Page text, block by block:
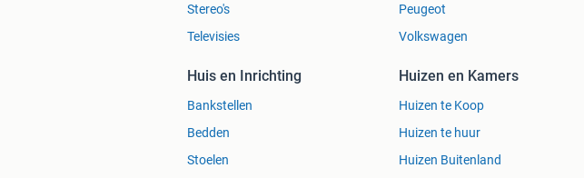
Stereo's
Televisies
Peugeot
Volkswagen
Huis en Inrichting
Bankstellen
Bedden
Stoelen
Huizen en Kamers
Huizen te Koop
Huizen te huur
Huizen Buitenland